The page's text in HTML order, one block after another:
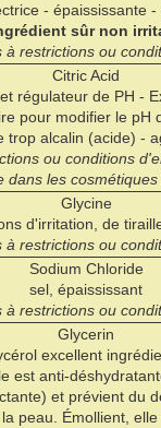
- épaississante
sûr non
à restrictions ou
Citric Acid
régulateur de PH -
pour modifier le pH
trop alcalin (acide) -
ou conditions
dans les cosmétiques
Glycine
d'irritation, de
à restrictions ou
Sodium Chloride
sel, épaississant
à restrictions ou
Glycerin
excellent
est anti-
et prévient du
peau. Émollient,